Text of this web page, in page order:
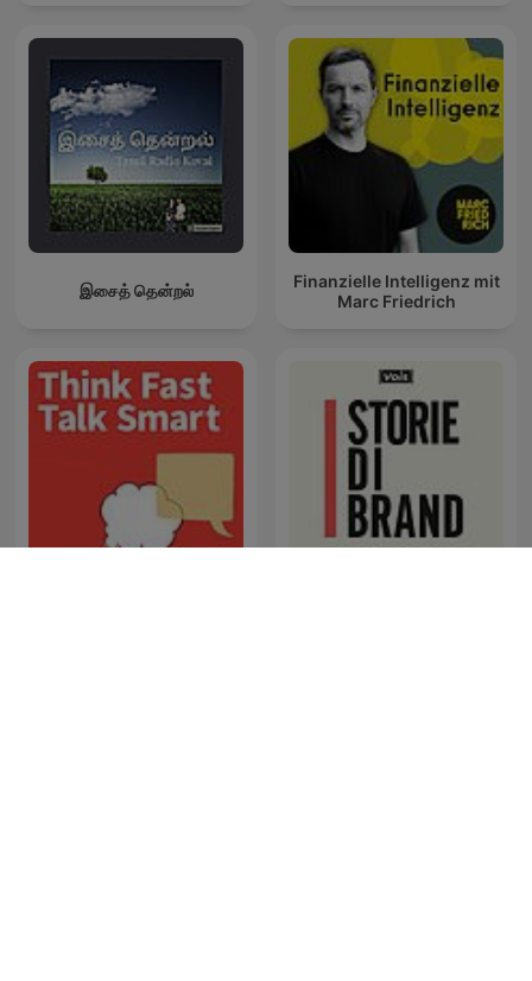
இசைத் தென்றல்
Finanzielle Intelligenz mit
Marc Friedrich